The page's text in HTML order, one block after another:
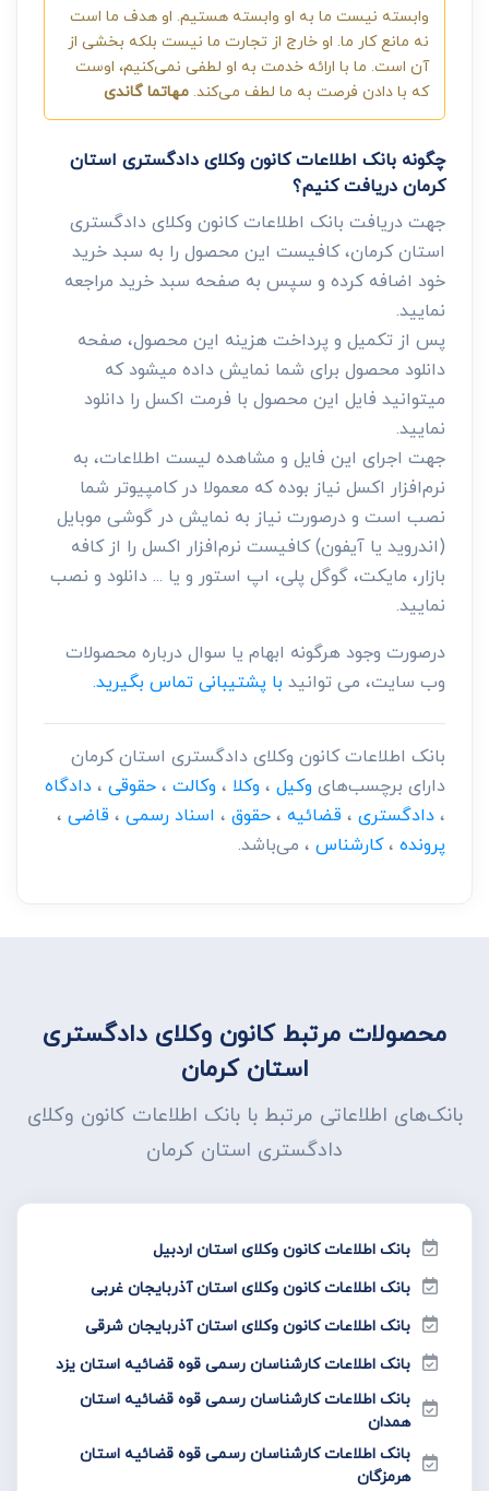
وابسته نیست ما به او وابسته هستیم. او هدف ما است
نه مانع کار ما. او خارج از تجارت ما نیست بلکه بخشی از
آن است. ما با ارائه خدمت به او لطفی نمی‌کنیم، اوست
که با دادن فرصت به ما لطف می‌کند. مهاتما گاندی
چگونه بانک اطلاعات کانون وکلای دادگستری استان
کرمان دریافت کنیم؟
جهت دریافت بانک اطلاعات کانون وکلای دادگستری
استان کرمان، کافیست این محصول را به سبد خرید
خود اضافه کرده و سپس به صفحه سبد خرید مراجعه
نمایید.
پس از تکمیل و پرداخت هزینه این محصول، صفحه
دانلود محصول برای شما نمایش داده میشود که
میتوانید فایل این محصول با فرمت اکسل را دانلود
نمایید.
جهت اجرای این فایل و مشاهده لیست اطلاعات، به
نرم‌افزار اکسل نیاز بوده که معمولا در کامپیوتر شما
نصب است و درصورت نیاز به نمایش در گوشی موبایل
(اندروید یا آیفون) کافیست نرم‌افزار اکسل را از کافه
بازار، مایکت، گوگل پلی، اپ استور و یا ... دانلود و نصب
نمایید.
درصورت وجود هرگونه ابهام یا سوال درباره محصولات
وب سایت، می توانید با پشتیبانی تماس بگیرید.
بانک اطلاعات کانون وکلای دادگستری استان کرمان
دارای برچسب‌های وکیل ، وکلا ، وکالت ،حقوقی ،دادگاه
،دادگستری ، قضائیه ،حقوق ، اسناد رسمی ، قاضی ،
پرونده ،کارشناس ، می‌باشد.
محصولات مرتبط کانون وکلای دادگستری
استان کرمان
بانک‌های اطلاعاتی مرتبط با بانک اطلاعات کانون وکلای
دادگستری استان کرمان
بانک اطلاعات کانون وکلای استان اردبیل
بانک اطلاعات کانون وکلای استان آذربایجان غربی
بانک اطلاعات کانون وکلای استان آذربایجان شرقی
بانک اطلاعات کارشناسان رسمی قوه قضائیه استان یزد
بانک اطلاعات کارشناسان رسمی قوه قضائیه استان
همدان
بانک اطلاعات کارشناسان رسمی قوه قضائیه استان
هرمزگان